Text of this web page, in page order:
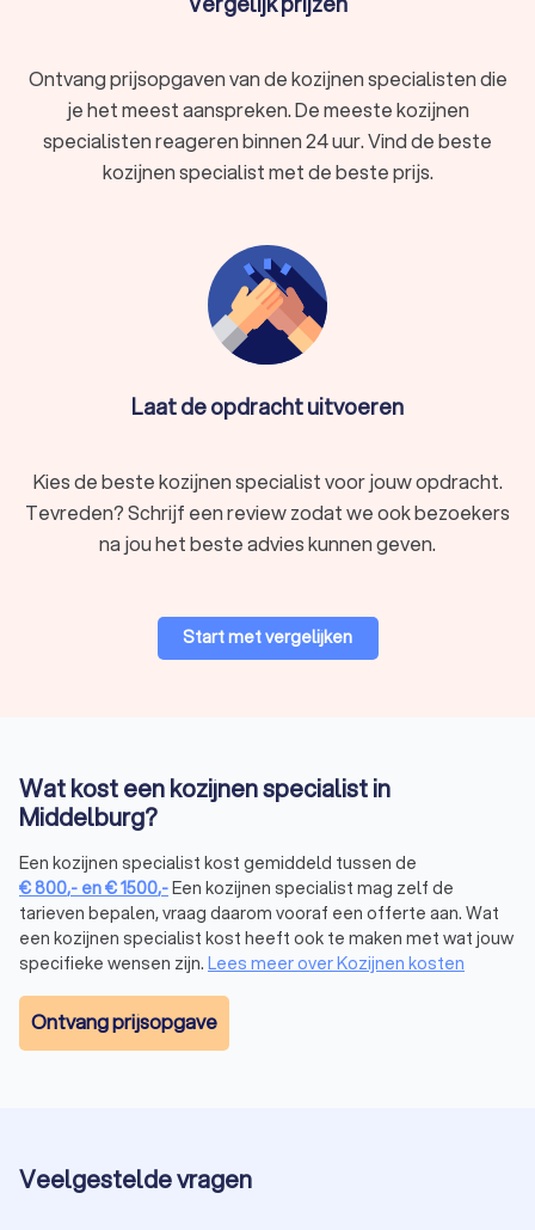
duurzaamheid, onderhoudsvriendelijkheid en uitstekende
met het op maat maken en plaatsen van deze kozijnen.
Onderhoudsarm en hoeft niet geschilderd te worden
Uitstekende isolatie en energiebesparing
Verkrijgbaar in verschillende kleuren en stijlen
Weerbestendig en bestand tegen slijtage
Houten kozijnen geven een natuurlijke en warme uitstraling
aan je woning. Ze zijn ideaal voor traditionele woningen en
Authentieke en luxe uitstraling
Makkelijk te schilderen in elke gewenste kleur
Goede isolerende eigenschappen
Milieuvriendelijk en duurzaam materiaal
Aluminium kozijnen
Voor een moderne en strakke uitstraling zijn aluminium
kozijnen een goede keuze. Ze zijn lichtgewicht, sterk en
hebben een lange levensduur.
Onderhoudsvrij en zeer duurzaam
Strakke en moderne uitstraling
Uitstekende inbraakwerendheid
materiaal, de afmetingen en de extra opties. Hieronder een
indicatie van de gemiddelde prijzen per type kozijn:
Gemiddelde prijzen per kozijn
Kunststof kozijnen:€ 250,- tot € 1.500,- per kozijn
Houten kozijnen:€ 450,- tot € 1.900,- per kozijn
Aluminium kozijnen:€ 600,- tot € 2.200,- per kozijn
Factoren die de prijs beïnvloeden
Montagekosten:de kosten voor plaatsing variëren per
kozijnen bedrijf.
Ontvang prijsopgaven van de kozijnen specialisten die
je het meest aanspreken. De meeste kozijnen
specialisten reageren binnen 24 uur. Vind de beste
kozijnen specialist met de beste prijs.
Laat de opdracht uitvoeren
Kies de beste kozijnen specialist voor jouw opdracht.
Tevreden? Schrijf een review zodat we ook bezoekers
na jou het beste advies kunnen geven.
Start met vergelijken
Wat kost een kozijnen specialist in
Middelburg?
Een kozijnen specialist kost gemiddeld tussen de
€800,- en€1500,-Een kozijnen specialist mag zelf de
tarieven bepalen, vraag daarom vooraf een offerte aan. Wat
een kozijnen specialist kost heeft ook te maken met wat jouw
specifieke wensen zijn. Lees meer over Kozijnen kosten
Ontvang prijsopgave
Veelgestelde vragen